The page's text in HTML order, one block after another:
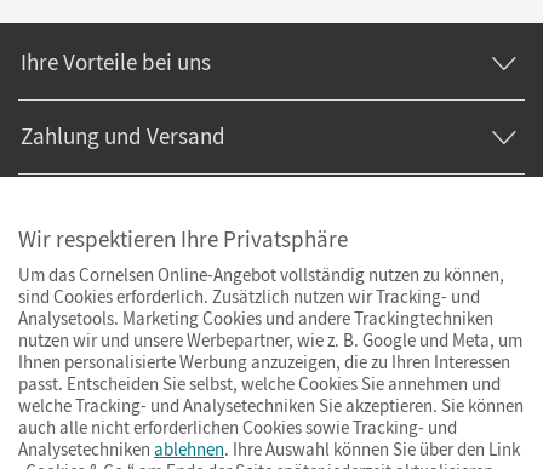
Ihre Vorteile bei uns
Zahlung und Versand
Wir respektieren Ihre Privatsphäre
Um das Cornelsen Online-Angebot vollständig nutzen zu können,
sind Cookies erforderlich. Zusätzlich nutzen wir Tracking- und
Analysetools. Marketing Cookies und andere Trackingtechniken
nutzen wir und unsere Werbepartner, wie z. B. Google und Meta, um
Ihnen personalisierte Werbung anzuzeigen, die zu Ihren Interessen
passt. Entscheiden Sie selbst, welche Cookies Sie annehmen und
welche Tracking- und Analysetechniken Sie akzeptieren. Sie können
auch alle nicht erforderlichen Cookies sowie Tracking- und
Analysetechniken ablehnen. Ihre Auswahl können Sie über den Link